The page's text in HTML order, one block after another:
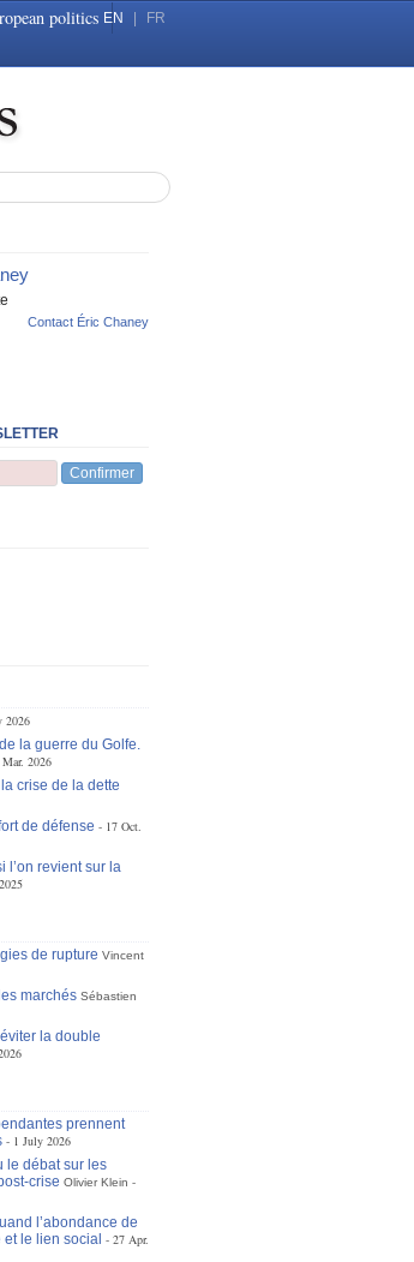
politics EN FR
Contact Éric Chaney
Confirmer
2026
la guerre du Golfe.
Mar. 2026
crise de la dette
de défense
17 Oct.
l’on revient sur la
de rupture Vincent
marchés Sébastien
la double
prennent
1 July 2026
le débat sur les
crise Olivier Klein
l’abondance de
le lien social
27 Apr.